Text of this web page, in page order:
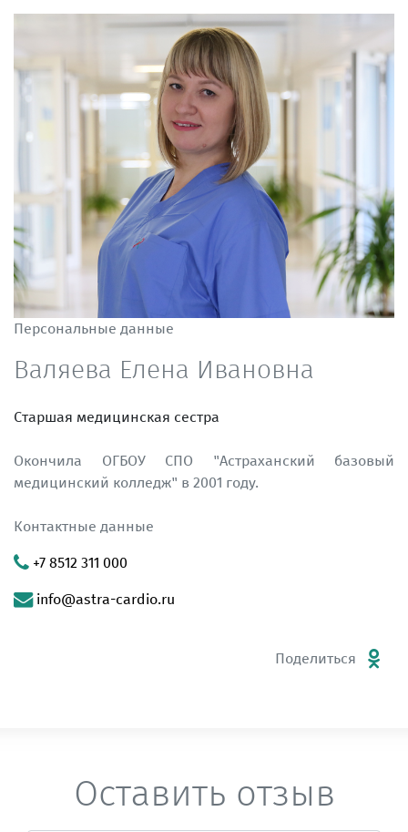
Персональные данные
Валяева Елена Ивановна
Старшая медицинская сестра
Окончила ОГБОУ СПО "Астраханский базовый
медицинский колледж" в 2001 году.
Контактные данные
+7 8512 311 000
info@astra-cardio.ru
Поделиться
Оставить отзыв